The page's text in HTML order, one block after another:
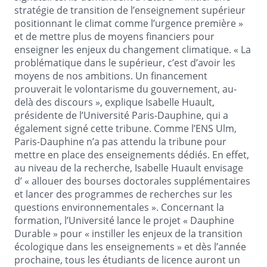
stratégie de transition de l’enseignement supérieur
positionnant le climat comme l’urgence première »
et de mettre plus de moyens financiers pour
enseigner les enjeux du changement climatique. « La
problématique dans le supérieur, c’est d’avoir les
moyens de nos ambitions. Un financement
prouverait le volontarisme du gouvernement, au-
delà des discours », explique Isabelle Huault,
présidente de l’Université Paris-Dauphine, qui a
également signé cette tribune. Comme l’ENS Ulm,
Paris-Dauphine n’a pas attendu la tribune pour
mettre en place des enseignements dédiés. En effet,
au niveau de la recherche, Isabelle Huault envisage
d’ « allouer des bourses doctorales supplémentaires
et lancer des programmes de recherches sur les
questions environnementales ». Concernant la
formation, l’Université lance le projet « Dauphine
Durable » pour « instiller les enjeux de la transition
écologique dans les enseignements » et dès l’année
prochaine, tous les étudiants de licence auront un